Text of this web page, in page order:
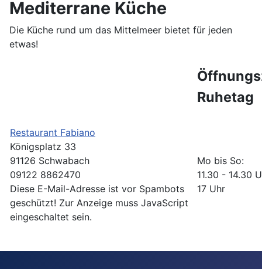
Mediterrane Küche
Die Küche rund um das Mittelmeer bietet für jeden
etwas!
Ruhetag
Restaurant Fabiano
Königsplatz 33
91126 Schwabach
09122 8862470
Diese E-Mail-Adresse ist vor Spambots
geschützt! Zur Anzeige muss JavaScript
eingeschaltet sein.
Mo bis So:
11.30 - 14.30
17 Uhr